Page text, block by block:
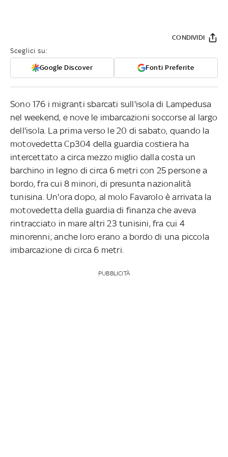
Sceglici su:
Google Discover Fonti Preferite
CONDIVIDI
Sono 176 i migranti sbarcati sull'isola di Lampedusa
nel weekend, e nove le imbarcazioni soccorse al largo
dell'isola. La prima verso le 20 di sabato, quando la
motovedetta Cp304 della guardia costiera ha
intercettato a circa mezzo miglio dalla costa un
barchino in legno di circa 6 metri con 25 persone a
bordo, fra cui 8 minori, di presunta nazionalità
tunisina. Un'ora dopo, al molo Favarolo è arrivata la
motovedetta della guardia di finanza che aveva
rintracciato in mare altri 23 tunisini, fra cui 4
minorenni; anche loro erano a bordo di una piccola
imbarcazione di circa 6 metri.
PUBBLICITÀ